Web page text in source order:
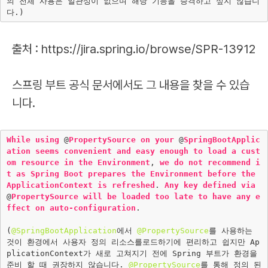
출처 : https://jira.spring.io/browse/SPR-13912
스프링 부트 공식 문서에서도 그 내용을 찾을 수 있습
니다.
While using @PropertySource on your @SpringBootApplic
ation
seems convenient and easy enough to load a
cust
om resource in the Environment , we do not recommend
i
t as Spring Boot prepares the Environment before the
ApplicationContext
is refreshed . Any key defined
via
@PropertySource will be loaded too late to have any e
ffect on auto-configuration .
(@SpringBootApplication에서 @PropertySource를 사용하는
것이 환경에서 사용자 정의 리소스를로드하기에 편리하고 쉽지만 Ap
plicationContext가 새로 고쳐지기 전에 Spring 부트가 환경을
준비 할 때 권장하지 않습니다. @PropertySource를 통해 정의 된